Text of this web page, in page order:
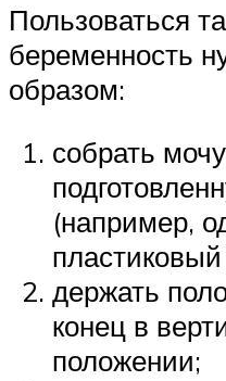
Пользоваться
беременность
образом:
собрать
(например,
пластиковый
держать
конец в
положении;